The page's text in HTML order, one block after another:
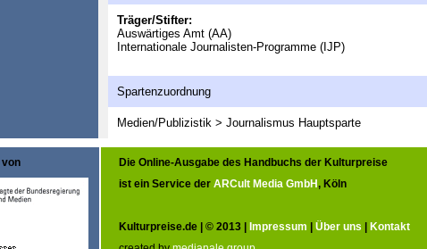
Träger/Stifter:
Auswärtiges Amt (AA)
Internationale Journalisten-Programme (IJP)
Spartenzuordnung
Medien/Publizistik > Journalismus Hauptsparte
Die Online-Ausgabe des Handbuchs der Kulturpreise
ist ein Service der ARCult Media GmbH, Köln
Kulturpreise.de | © 2013 | Impressum Über uns
Kontakt